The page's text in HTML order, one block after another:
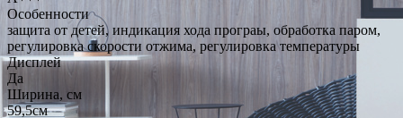
Особенности
защита от детей, индикация хода програы, обработка паром,
регулировка скорости отжима, регулировка температуры
Дисплей
Да
Ширина, см
59,5см